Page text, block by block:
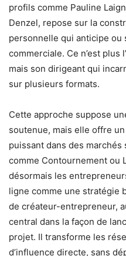
profils comme Pauline
Denzel, repose sur la
personnelle qui anticipe ou
commerciale. Ce n’est plus
mais son dirigeant qui
sur plusieurs formats.
Cette approche suppose
soutenue, mais elle offre
puissant dans des
comme Contournement ou
désormais les
ligne comme une stratégie
de créateur-entrepreneur,
central dans la façon de
projet. Il transforme les
d’influence directe, sans